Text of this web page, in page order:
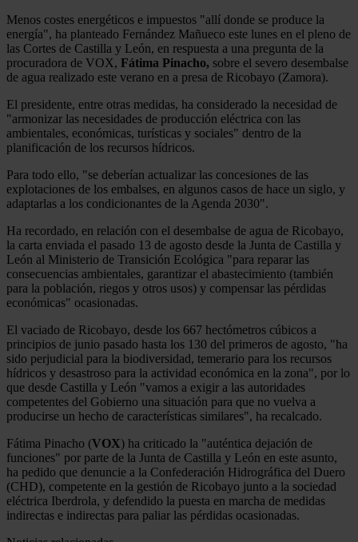
Menos costes energéticos e impuestos "allí donde se produce la
energía", ha planteado Fernández Mañueco este lunes en el pleno de
las Cortes de Castilla y León, en respuesta a una pregunta de la
procuradora de VOX, Fátima Pinacho, sobre el severo desembalse
de agua realizado este verano en a presa de Ricobayo (Zamora).
El presidente, entre otras medidas, ha considerado la necesidad de
"armonizar las necesidades de producción eléctrica con las
ambientales, económicas, turísticas y sociales" dentro de la
planificación de los recursos hídricos.
Para todo ello, "se deberían actualizar las concesiones de las
explotaciones de los embalses, en algunos casos de hace un siglo, y
adaptarlas a los condicionantes de la Agenda 2030".
Ha recordado, en relación con el desembalse de agua de Ricobayo,
la carta enviada el pasado 13 de agosto desde la Junta de Castilla y
León al Ministerio de Transición Ecológica "para reparar las
consecuencias ambientales, garantizar el abastecimiento (también
para la población, riegos y otros usos) y compensar las pérdidas
económicas" ocasionadas.
El vaciado de Ricobayo, desde los 667 hectómetros cúbicos a
principios de junio pasado hasta los 130 del primeros de agosto, "ha
sido perjudicial para la biodiversidad, temerario para los recursos
hídricos y desastroso para la actividad económica en la zona", por lo
que desde Castilla y León "vamos a exigir a las autoridades
competentes del Gobierno una situación para que no vuelva a
producirse un hecho de características similares", ha recalcado.
Fátima Pinacho (VOX) ha criticado la "auténtica dejación de
funciones" por parte de la Junta de Castilla y León en este asunto,
ha pedido que denuncie a la Confederación Hidrográfica del Duero
(CHD), competente en la gestión de Ricobayo junto a la sociedad
eléctrica Iberdrola, y defendido la puesta en marcha de medidas
indirectas e indirectas para paliar las pérdidas ocasionadas.